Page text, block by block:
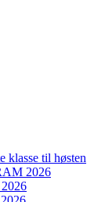
klasse til høsten
2026